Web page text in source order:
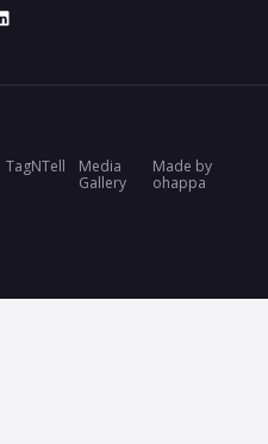
TagNTell
Media
Gallery
Made by
ohappa